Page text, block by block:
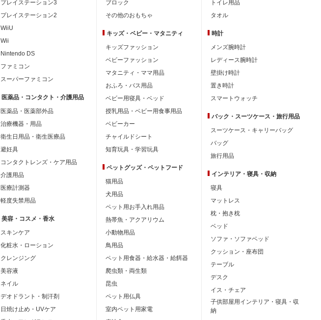
プレイステーション3
プレイステーション2
WiiU
Wii
Nintendo DS
ファミコン
スーパーファミコン
医薬品・コンタクト・介護用品
医薬品・医薬部外品
治療機器・用品
衛生日用品・衛生医療品
避妊具
コンタクトレンズ・ケア用品
介護用品
医療計測器
軽度失禁用品
美容・コスメ・香水
スキンケア
化粧水・ローション
クレンジング
美容液
ネイル
デオドラント・制汗剤
日焼け止め・UVケア
ブロック
その他のおもちゃ
キッズ・ベビー・ マタニティ
キッズファッション
ベビーファッション
マタニティ・ママ用品
おふろ・バス用品
ベビー用寝具・ベッド
授乳用品・ベビー用食事用品
ベビーカー
チャイルドシート
知育玩具・学習玩具
ペットグッズ・ペットフード
猫用品
犬用品
ペット用お手入れ用品
熱帯魚・アクアリウム
小動物用品
鳥用品
ペット用食器・給水器・給餌器
爬虫類・両生類
昆虫
ペット用仏具
室内ペット用家電
トイレ用品
タオル
時計
メンズ腕時計
レディース腕時計
壁掛け時計
置き時計
スマートウォッチ
バック・スーツケース・旅行用品
スーツケース・キャリーバッグ
バッグ
旅行用品
インテリア・ 寝具・収納
寝具
マットレス
枕・抱き枕
ベッド
ソファ・ソファベッド
クッション・座布団
テーブル
デスク
イス・チェア
子供部屋用インテリア・寝具・収
納